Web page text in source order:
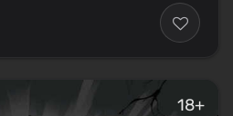
18+